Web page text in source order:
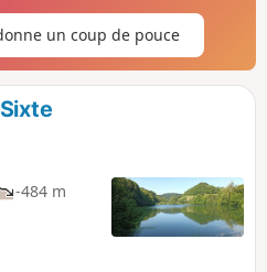
un coup de pouce
-484 m